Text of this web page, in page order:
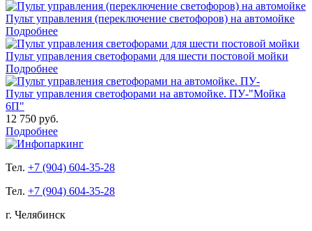
Пульт управления (переключение светофоров) на автомойке
Подробнее
Пульт управления светофорами для шести постовой мойки
Подробнее
Пульт управления светофорами на автомойке. ПУ-"Мойка
6П"
12 750 руб.
Подробнее
Тел. +7 (904) 604-35-28
Тел. +7 (904) 604-35-28
г. Челябинск